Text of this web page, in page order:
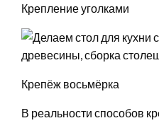
Крепление уголками
Крепёж восьмёрка
В реальности способов